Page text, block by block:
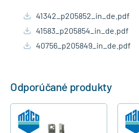
41342_p205852_in_de.pdf
41583_p205854_in_de.pdf
40756_p205849_in_de.pdf
Odporúčané produkty